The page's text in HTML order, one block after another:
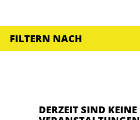
FILTERN NACH
DERZEIT SIND KEINE